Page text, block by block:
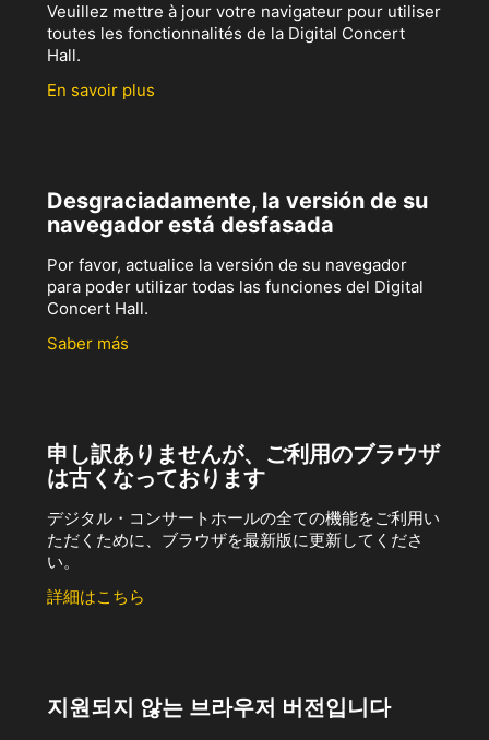
Veuillez mettre à jour votre navigateur pour utiliser
toutes les fonctionnalités de la Digital Concert
Hall.
En savoir plus
Desgraciadamente, la versión de su
navegador está desfasada
Por favor, actualice la versión de su navegador
para poder utilizar todas las funciones del Digital
Concert Hall.
Saber más
申し訳ありませんが、ご利用のブラウザ
は古くなっております
デジタル・コンサートホールの全ての機能をご利用い
ただくために、ブラウザを最新版に更新してくださ
い。
詳細はこちら
지원되지 않는 브라우저 버전입니다